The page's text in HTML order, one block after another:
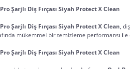
Şarjlı Diş Fırçası Siyah Protect X Clean
Şarjlı Diş Fırçası Siyah Protect X Clean,
mükemmel bir temizleme performansı ile
Şarjlı Diş Fırçası Siyah Protect X Clean